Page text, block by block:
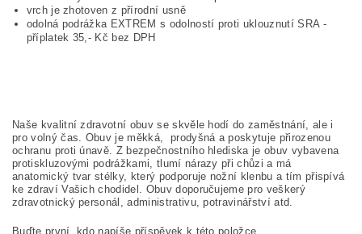
vrch je zhotoven z přírodní usně
odolná podrážka EXTREM s odolností proti uklouznutí SRA -
příplatek 35,- Kč bez DPH
Naše kvalitní zdravotní obuv se skvěle hodí do zaměstnání, ale i
pro volný čas. Obuv je měkká, prodyšná a poskytuje přirozenou
ochranu proti únavě. Z bezpečnostního hlediska je obuv vybavena
protiskluzovými podrážkami, tlumí nárazy při chůzi a má
anatomický tvar stélky, který podporuje nožní klenbu a tím přispívá
ke zdraví Vašich chodidel. Obuv doporučujeme pro veškerý
zdravotnický personál, administrativu, potravinářství atd.
Buďte první, kdo napíše příspěvek k této položce.